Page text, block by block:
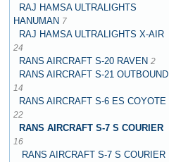
RAJ HAMSA ULTRALIGHTS
HANUMAN 7
RAJ HAMSA ULTRALIGHTS X-AIR
24
RANS AIRCRAFT S-20 RAVEN 2
RANS AIRCRAFT S-21 OUTBOUND
14
RANS AIRCRAFT S-6 ES COYOTE
22
RANS AIRCRAFT S-7 S COURIER
16
RANS AIRCRAFT S-7 S COURIER